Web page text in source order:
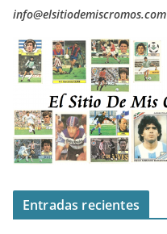
info@elsitiodemiscromos.com
Entradas recientes